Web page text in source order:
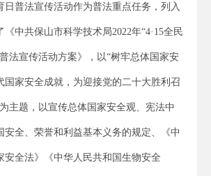
日普法宣传活动作为普法重点任务，列入
中共保山市科学技术局2022年“4·15全民
法宣传活动方案》，以“树牢总体国家安
国家安全成就，为迎接党的二十大胜利召
主题，以宣传总体国家安全观、宪法中
安全、荣誉和利益基本义务的规定、《中
安全法》《中华人民共和国生物安全